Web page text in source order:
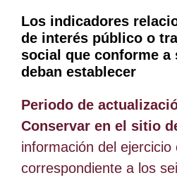
Los indicadores
de interés público o
social que conforme a
deban establecer
Periodo de
Conservar en el sitio
información del ejercicio
correspondiente a los